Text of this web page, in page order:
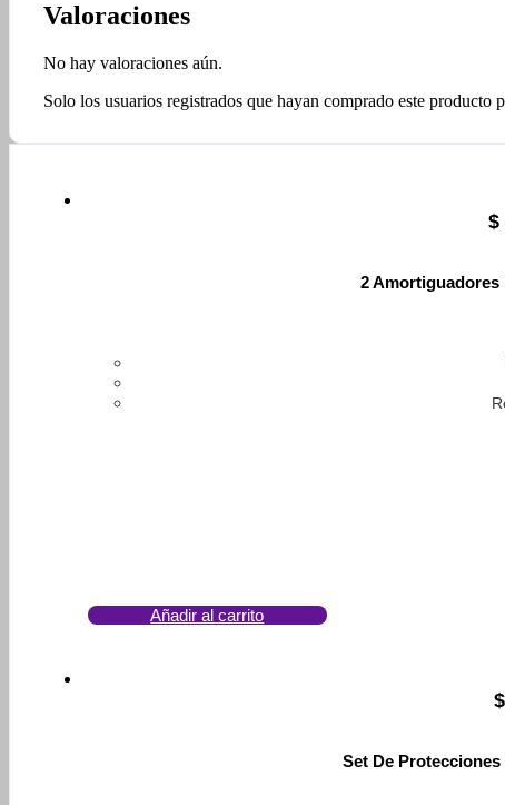
Valoraciones
No hay valoraciones aún.
Solo los usuarios registrados que hayan comprado este producto
$
2 Amortiguadores
Añadir al carrito
$
Set De